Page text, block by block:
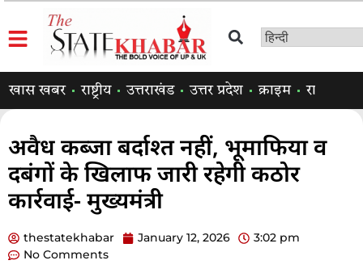
खास खबर राष्ट्रीय उत्तराखंड उत्तर प्रदेश क्राइम राजनीति
अवैध कब्जा बर्दाश्त नहीं, भूमाफिया व
दबंगों के खिलाफ जारी रहेगी कठोर
कार्रवाई- मुख्यमंत्री
thestatekhabar January 12, 2026
3:02 pm
No Comments